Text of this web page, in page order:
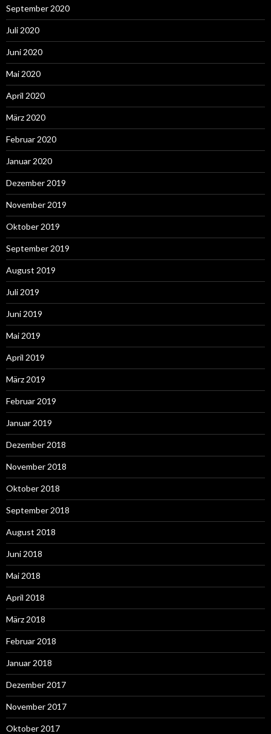
September 2020
Juli 2020
Juni 2020
Mai 2020
April 2020
März 2020
Februar 2020
Januar 2020
Dezember 2019
November 2019
Oktober 2019
September 2019
August 2019
Juli 2019
Juni 2019
Mai 2019
April 2019
März 2019
Februar 2019
Januar 2019
Dezember 2018
November 2018
Oktober 2018
September 2018
August 2018
Juni 2018
Mai 2018
April 2018
März 2018
Februar 2018
Januar 2018
Dezember 2017
November 2017
Oktober 2017